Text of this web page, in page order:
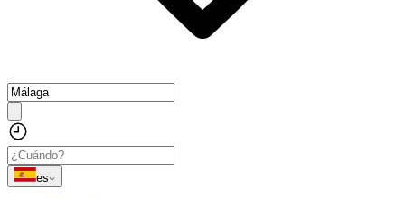
es